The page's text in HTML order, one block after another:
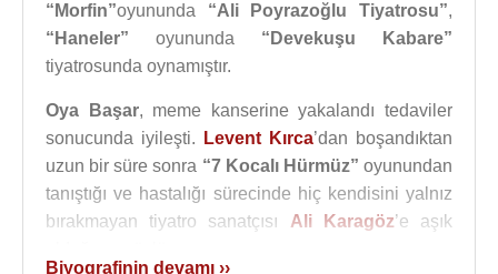
“Morfin”oyununda “Ali Poyrazoğlu Tiyatrosu”,
“Haneler” oyununda “Devekuşu Kabare”
tiyatrosunda oynamıştır.
Oya Başar, meme kanserine yakalandı tedaviler
sonucunda iyileşti.
Levent Kırca’dan boşandıktan
uzun bir süre sonra “7 Kocalı Hürmüz” oyunundan
tanıştığı ve hastalığı sürecinde hiç kendisini yalnız
bırakmayan tiyatro sanatçısı Ali Karagöz’e aşık
Biyografinin devamı ››